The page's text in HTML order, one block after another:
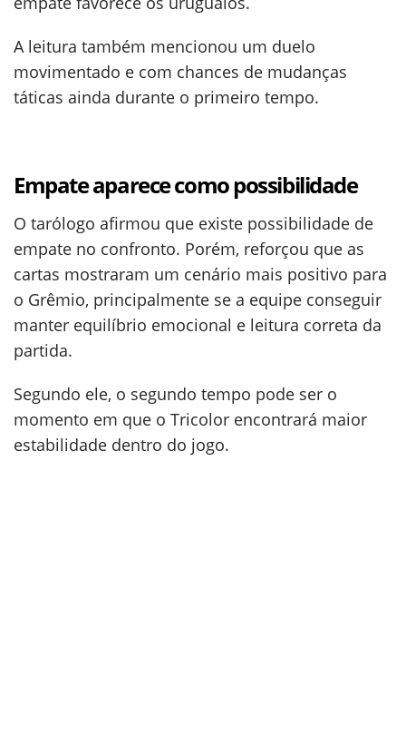
A leitura também mencionou um duelo
movimentado e com chances de mudanças
táticas ainda durante o primeiro tempo.
Empate aparece como possibilidade
O tarólogo afirmou que existe possibilidade de
empate no confronto. Porém, reforçou que as
cartas mostraram um cenário mais positivo para
o Grêmio, principalmente se a equipe conseguir
manter equilíbrio emocional e leitura correta da
partida.
Segundo ele, o segundo tempo pode ser o
momento em que o Tricolor encontrará maior
estabilidade dentro do jogo.